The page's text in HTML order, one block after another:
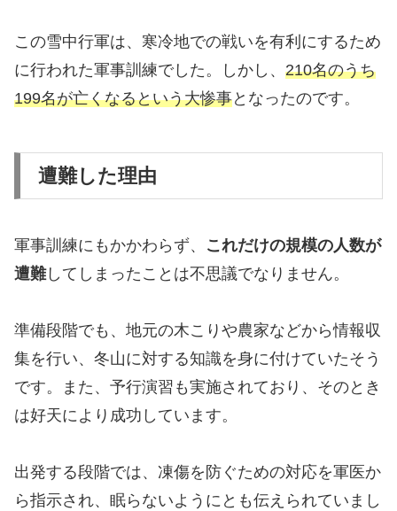
この雪中行軍は、寒冷地での戦いを有利にするため
に行われた軍事訓練でした。しかし、 210名のうち
199名が亡くなるという大惨事となったのです。
遭難した理由
軍事訓練にもかかわらず、 これだけの規模の人数が
遭難してしまったことは不思議でなりません。
準備段階でも、地元の木こりや農家などから情報収
集を行い、冬山に対する知識を身に付けていたそう
です。また、予行演習も実施されており、そのとき
は好天により成功しています。
出発する段階では、凍傷を防ぐための対応を軍医か
ら指示され、眠らないようにとも伝えられていまし